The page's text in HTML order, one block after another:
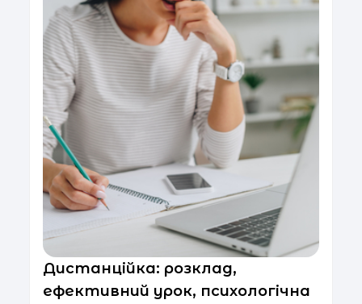
Дистанційка: розклад,
ефективний урок, психологічна